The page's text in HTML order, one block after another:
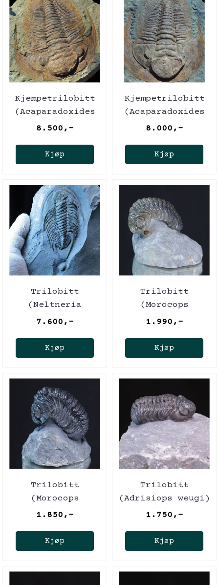
Kjempetrilobitt
(Acaparadoxides
briareus)
8.500,-
Kjøp
Kjempetrilobitt
(Acaparadoxides
briareus)
8.000,-
Kjøp
Trilobitt
(Neltneria
termieri), nedre
7.600,-
Kjøp
Trilobitt
(Morocops
forteyi)
1.990,-
Kjøp
Trilobitt
(Morocops
forteyi)
1.850,-
Kjøp
Trilobitt
(Adrisiops weugi)
1.750,-
Kjøp